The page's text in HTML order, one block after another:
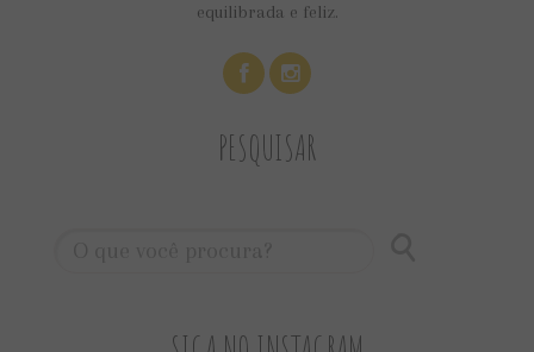
equilibrada e feliz.
PESQUISAR